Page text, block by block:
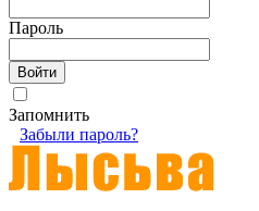
Пароль
Запомнить
Забыли пароль?